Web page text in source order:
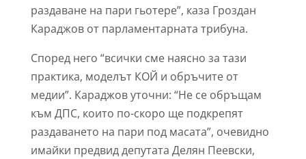
раздаване на пари гьотере”, каза Гроздан
Караджов от парламентарната трибуна.
Според него “всички сме наясно за тази
практика, моделът КОЙ и обръчите от
медии”. Караджов уточни: “Не се обръщам
към ДПС, които по-скоро ще подкрепят
раздаването на пари под масата”, очевидно
имайки предвид депутата Делян Пеевски,